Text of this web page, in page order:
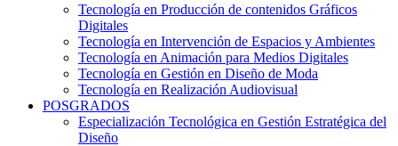
Tecnología en Producción de contenidos Gráficos
Digitales
Tecnología en Intervención de Espacios y Ambientes
Tecnología en Animación para Medios Digitales
Tecnología en Gestión en Diseño de Moda
Tecnología en Realización Audiovisual
POSGRADOS
Especialización Tecnológica en Gestión Estratégica del
Diseño